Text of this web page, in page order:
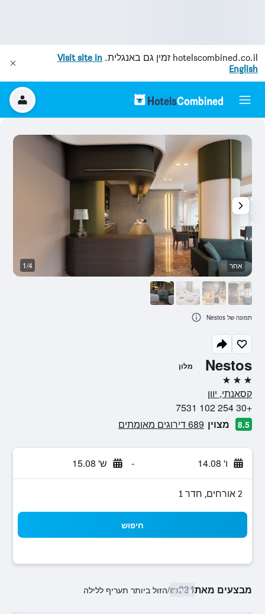
hotelscombined.co.il זמין גם באנגלית. Visit site in
English
Nestos מלון
3 כוכבים
קסאנתי, יוון
+30 254 102 7531
8.5 מצוין 689 דירוגים מאומתים
ו' 14.08 - ש' 15.08
2 אורחים, חדר 1
חיפוש
מבצעים מאת₪234
/הזול ביותר תעריף ללילה
אחר 1/4
תמונה של Nestos